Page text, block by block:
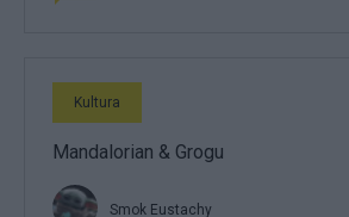
Kultura
Mandalorian & Grogu
Smok Eustachy